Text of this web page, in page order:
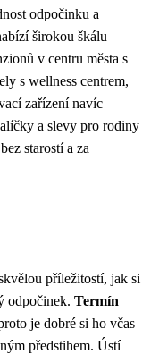
odpočinku a
širokou škálu
v centru města s
s wellness centrem,
zařízení navíc
a slevy pro rodiny
starostí a za
příležitostí, jak si
odpočinek. Termín
je dobré si ho včas
předstihem. Ústí